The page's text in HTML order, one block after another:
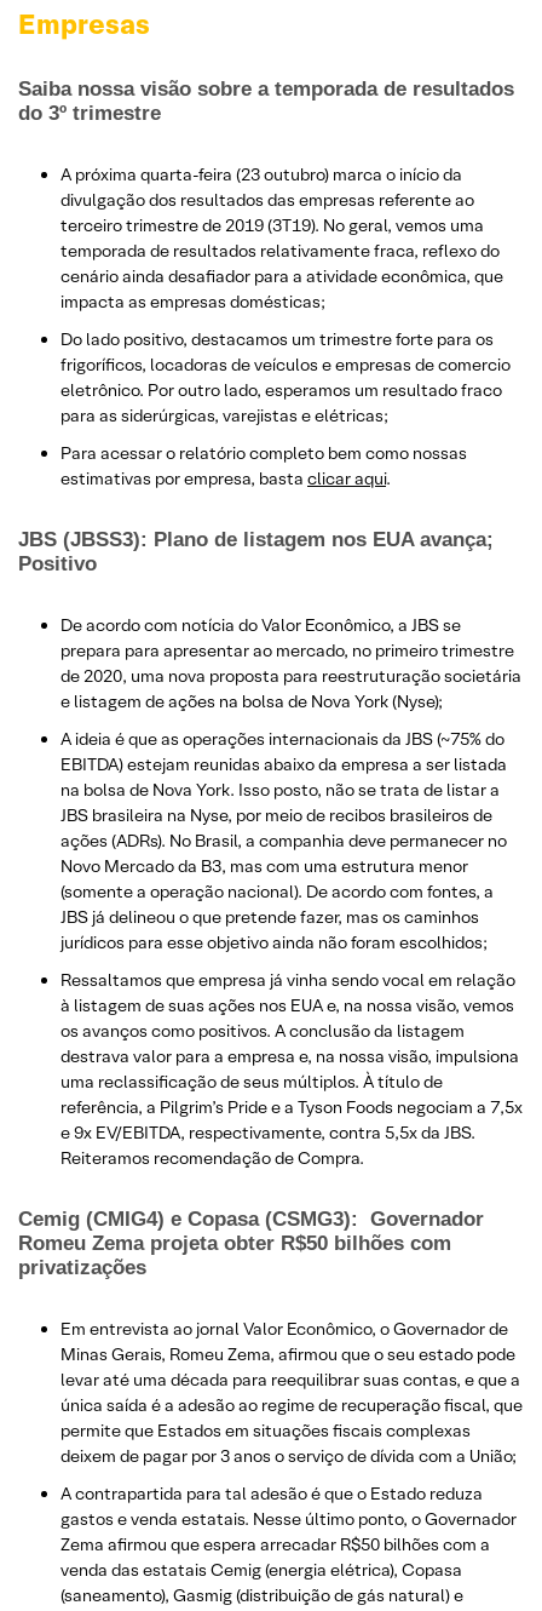
Empresas
Saiba nossa visão sobre a temporada de resultados
do 3º trimestre
A próxima quarta-feira (23 outubro) marca o início da
divulgação dos resultados das empresas referente ao
terceiro trimestre de 2019 (3T19). No geral, vemos uma
temporada de resultados relativamente fraca, reflexo do
cenário ainda desafiador para a atividade econômica, que
impacta as empresas domésticas;
Do lado positivo, destacamos um trimestre forte para os
frigoríficos, locadoras de veículos e empresas de comercio
eletrônico. Por outro lado, esperamos um resultado fraco
para as siderúrgicas, varejistas e elétricas;
Para acessar o relatório completo bem como nossas
estimativas por empresa, basta clicar aqui.
JBS (JBSS3): Plano de listagem nos EUA avança;
Positivo
De acordo com notícia do Valor Econômico, a JBS se
prepara para apresentar ao mercado, no primeiro trimestre
de 2020, uma nova proposta para reestruturação societária
e listagem de ações na bolsa de Nova York (Nyse);
A ideia é que as operações internacionais da JBS (~75% do
EBITDA) estejam reunidas abaixo da empresa a ser listada
na bolsa de Nova York. Isso posto, não se trata de listar a
JBS brasileira na Nyse, por meio de recibos brasileiros de
ações (ADRs). No Brasil, a companhia deve permanecer no
Novo Mercado da B3, mas com uma estrutura menor
(somente a operação nacional). De acordo com fontes, a
JBS já delineou o que pretende fazer, mas os caminhos
jurídicos para esse objetivo ainda não foram escolhidos;
Ressaltamos que empresa já vinha sendo vocal em relação
à listagem de suas ações nos EUA e, na nossa visão, vemos
os avanços como positivos. A conclusão da listagem
destrava valor para a empresa e, na nossa visão, impulsiona
uma reclassificação de seus múltiplos. À título de
referência, a Pilgrim’s Pride e a Tyson Foods negociam a 7,5x
e 9x EV/EBITDA, respectivamente, contra 5,5x da JBS.
Reiteramos recomendação de Compra.
Cemig (CMIG4) e Copasa (CSMG3): Governador
Romeu Zema projeta obter R$50 bilhões com
privatizações
Em entrevista ao jornal Valor Econômico, o Governador de
Minas Gerais, Romeu Zema, afirmou que o seu estado pode
levar até uma década para reequilibrar suas contas, e que a
única saída é a adesão ao regime de recuperação fiscal, que
permite que Estados em situações fiscais complexas
deixem de pagar por 3 anos o serviço de dívida com a União;
A contrapartida para tal adesão é que o Estado reduza
gastos e venda estatais. Nesse último ponto, o Governador
Zema afirmou que espera arrecadar R$50 bilhões com a
venda das estatais Cemig (energia elétrica), Copasa
(saneamento), Gasmig (distribuição de gás natural) e